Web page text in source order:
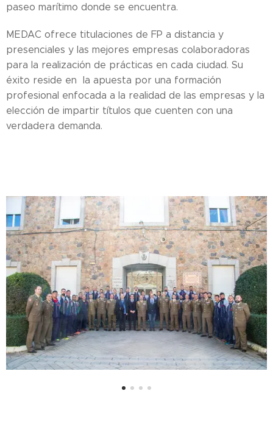
paseo marítimo donde se encuentra.
MEDAC ofrece titulaciones de FP a distancia y
presenciales y las mejores empresas colaboradoras
para la realización de prácticas en cada ciudad. Su
éxito reside en la apuesta por una formación
profesional enfocada a la realidad de las empresas y la
elección de impartir títulos que cuenten con una
verdadera demanda.